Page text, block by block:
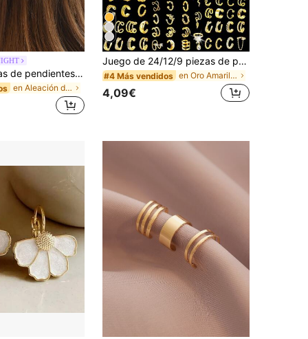
Set de 7 piezas de pendientes ajustables de clip hueco y pendientes de botón, minimalistas y versátiles para uso diario de mujeres
en Aleación de cobre Pendientes De Mujer
Juego de 24/12/9 piezas de pendientes de clip con elementos metálicos geométricos aleatorios, joyería de moda para mujeres
#4 Más vendidos en Oro Amarillo Orejeras de mujer
4,09€